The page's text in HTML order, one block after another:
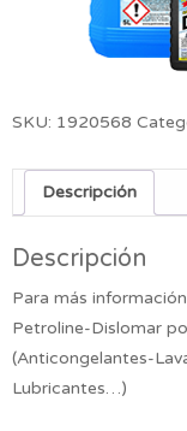
SKU: 1920568
Descripción
Descripción
Para más
Petroline-Dislomar
(Anticongelantes-
Lubricantes…)